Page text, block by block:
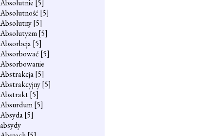
Absolutnie [5]
Absolutność [5]
Absolutny[5]
Absolutyzm[5]
Absorbcja[5]
Absorbować [5]
Absorbowanie
Abstrakcja[5]
Abstrakcyjny[5]
Abstrakt[5]
Absurdum[5]
Absyda[5]
absydy